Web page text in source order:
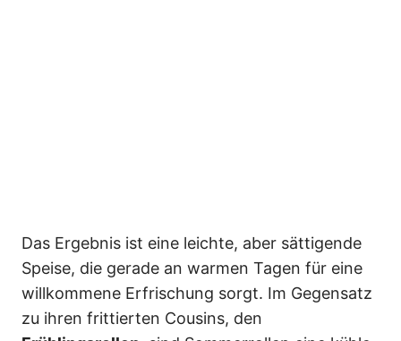
Das Ergebnis ist eine leichte, aber sättigende
Speise, die gerade an warmen Tagen für eine
willkommene Erfrischung sorgt. Im Gegensatz
zu ihren frittierten Cousins, den